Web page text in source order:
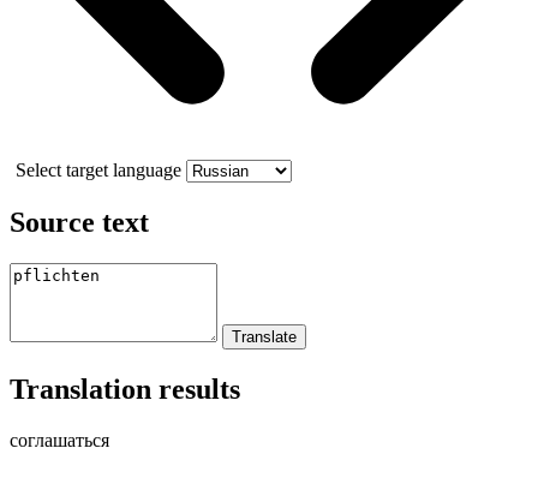
Select target language
Source text
Translation results
соглашаться